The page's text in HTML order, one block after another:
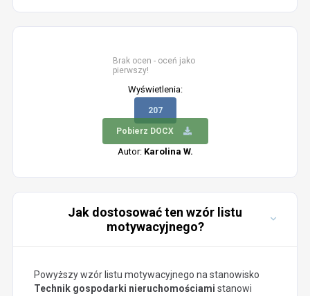
Brak ocen - oceń jako
pierwszy!
Wyświetlenia:
207
Pobierz DOCX
Autor: Karolina W.
Jak dostosować ten wzór listu
motywacyjnego?
Powyższy wzór listu motywacyjnego na stanowisko
Technik gospodarki nieruchomościami stanowi